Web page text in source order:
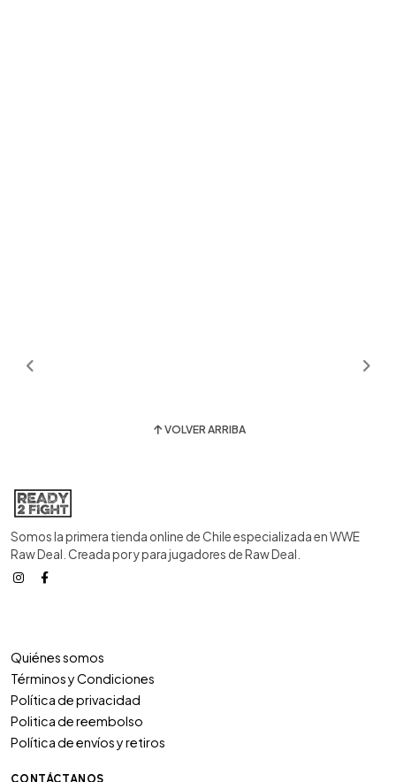
VOLVER ARRIBA
Somos la primera tienda online de Chile especializada en WWE
Raw Deal. Creada por y para jugadores de Raw Deal.
Quiénes somos
Términos y Condiciones
Política de privacidad
Politica de reembolso
Política de envíos y retiros
CONTÁCTANOS